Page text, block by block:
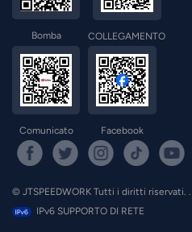
Bomba COLLEGAMENTO
Comunicato Facebook
© JTSPEEDWORK Tutti i diritti riservati. .
IPv6 SUPPORTO DI RETE